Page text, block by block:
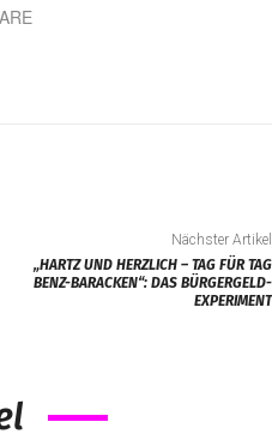
Nächster Artikel
„HARTZ UND HERZLICH – TAG FÜR TAG
BENZ-BARACKEN“: DAS BÜRGERGELD-
EXPERIMENT